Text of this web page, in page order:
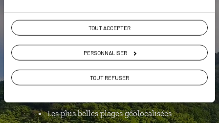
TOUT ACCEPTER
PERSONNALISER
TOUT REFUSER
Luciole,
l'appli qui vous guide aux
Seychelles
L’itinéraire vers votre bungalow
Les plus belles plages géolocalisées